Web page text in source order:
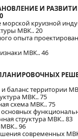
И
круизной
МВК.. 20
опыта
МВК.. 46
баланс территории
МВК.. 75
схема МВК.. 75
структура МВК.. 83
96
современных